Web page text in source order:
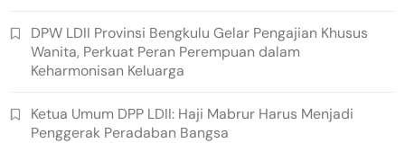
DPW LDII Provinsi Bengkulu Gelar Pengajian Khusus
Wanita, Perkuat Peran Perempuan dalam
Keharmonisan Keluarga
Ketua Umum DPP LDII: Haji Mabrur Harus Menjadi
Penggerak Peradaban Bangsa